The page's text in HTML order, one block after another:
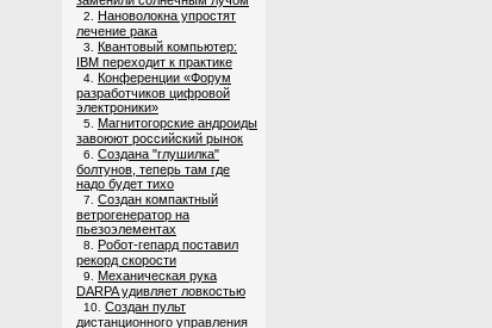
2. Нановолокна упростят
лечение рака
3. Квантовый компьютер:
IBM переходит к практике
4. Конференции «Форум
разработчиков цифровой
электроники»
5. Магнитогорские андроиды
завоюют российский рынок
6. Создана "глушилка"
болтунов, теперь там где
надо будет тихо
7. Создан компактный
ветрогенератор на
пьезоэлементах
8. Робот-гепард поставил
рекорд скорости
9. Механическая рука
DARPA удивляет ловкостью
10. Создан пульт
дистанционного управления